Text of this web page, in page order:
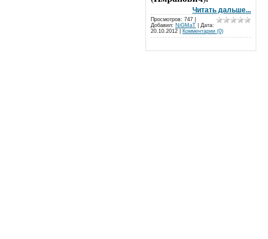
Читать дальше...
Просмотров: 747 |
Добавил: NiGMaT | Дата:
20.10.2012
Комментарии (0)